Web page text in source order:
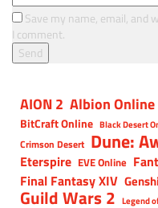
Save my name, email,
I comment.
AION 2 Albion Online
BitCraft Online Black Desert
Crimson Desert Dune:
Eterspire EVE Online
Final Fantasy XIV
Guild Wars 2 Legend